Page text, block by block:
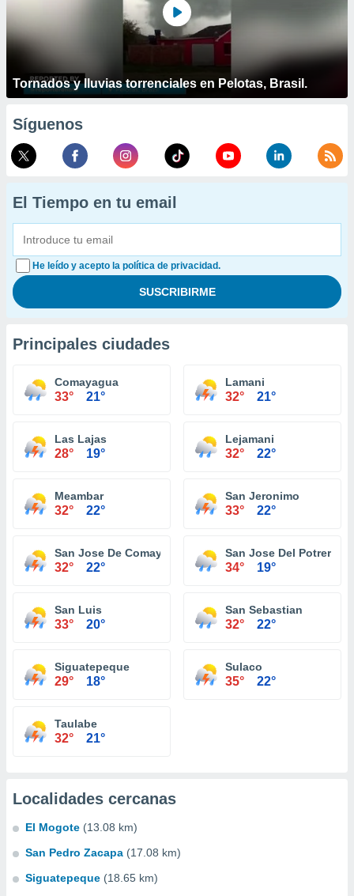
Tornados y lluvias torrenciales en Pelotas, Brasil.
Síguenos
El Tiempo en tu email
He leído y acepto la política de privacidad.
Principales ciudades
Comayagua
33° 21°
Lamani
32° 21°
Las Lajas
28° 19°
Lejamani
32° 22°
Meambar
32° 22°
San Jeronimo
33° 22°
San Jose De Comayagua
32° 22°
San Jose Del Potrero
34° 19°
San Luis
33° 20°
San Sebastian
32° 22°
Siguatepeque
29° 18°
Sulaco
35° 22°
Taulabe
32° 21°
Localidades cercanas
El Mogote (13.08 km)
San Pedro Zacapa (17.08 km)
Siguatepeque (18.65 km)